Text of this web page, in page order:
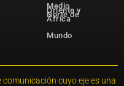
Medio
Oriente y
Norte de
África
Mundo
cuyo eje es una